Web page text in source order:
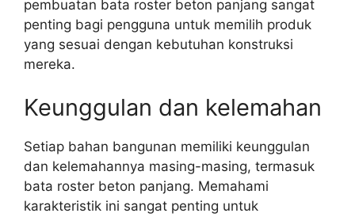
pembuatan bata roster beton panjang sangat
penting bagi pengguna untuk memilih produk
yang sesuai dengan kebutuhan konstruksi
mereka.
Keunggulan dan kelemahan
Setiap bahan bangunan memiliki keunggulan
dan kelemahannya masing-masing, termasuk
bata roster beton panjang. Memahami
karakteristik ini sangat penting untuk